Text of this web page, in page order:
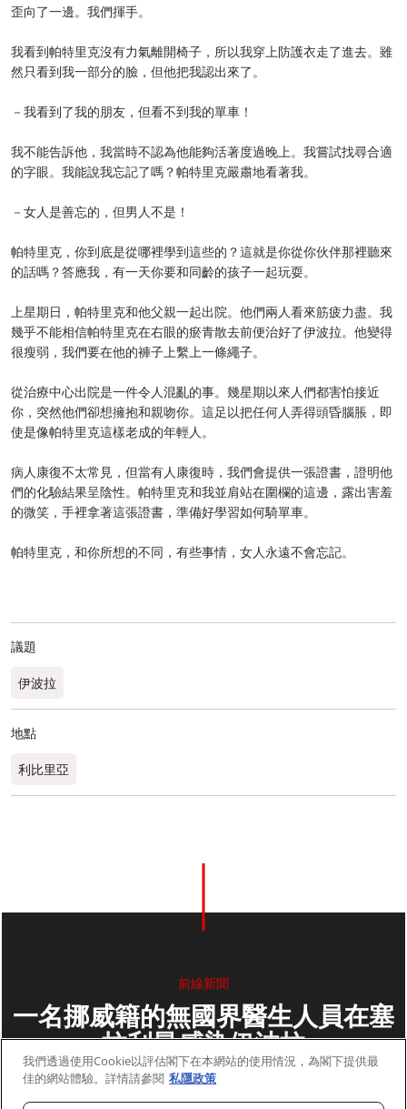
歪向了一邊。我們揮手。
我看到帕特里克沒有力氣離開椅子，所以我穿上防護衣走了進去。雖
然只看到我一部分的臉，但他把我認出來了。
－我看到了我的朋友，但看不到我的單車！
我不能告訴他，我當時不認為他能夠活著度過晚上。我嘗試找尋合適
的字眼。我能說我忘記了嗎？帕特里克嚴肅地看著我。
－女人是善忘的，但男人不是！
帕特里克，你到底是從哪裡學到這些的？這就是你從你伙伴那裡聽來
的話嗎？答應我，有一天你要和同齡的孩子一起玩耍。
上星期日，帕特里克和他父親一起出院。他們兩人看來筋疲力盡。我
幾乎不能相信帕特里克在右眼的瘀青散去前便治好了伊波拉。他變得
很瘦弱，我們要在他的褲子上繫上一條繩子。
從治療中心出院是一件令人混亂的事。幾星期以來人們都害怕接近
你，突然他們卻想擁抱和親吻你。這足以把任何人弄得頭昏腦脹，即
使是像帕特里克這樣老成的年輕人。
病人康復不太常見，但當有人康復時，我們會提供一張證書，證明他
們的化驗結果呈陰性。帕特里克和我並肩站在圍欄的這邊，露出害羞
的微笑，手裡拿著這張證書，準備好學習如何騎單車。
帕特里克，和你所想的不同，有些事情，女人永遠不會忘記。
議題
伊波拉
地點
利比里亞
前線新聞
一名挪威籍的無國界醫生人員在塞
拉利昂感染伊波拉
2014年10月07日
我們透過使用Cookie以評估閣下在本網站的使用情況，為閣下提供最
佳的網站體驗。詳情請參閱 私隱政策